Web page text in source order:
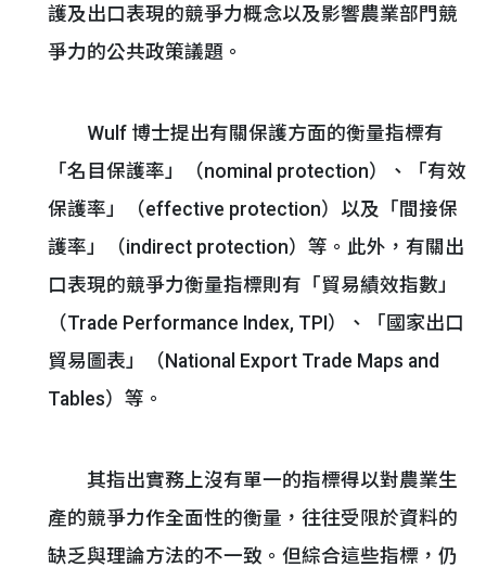
護及出口表現的競爭力概念以及影響農業部門競
爭力的公共政策議題。
Wulf 博士提出有關保護方面的衡量指標有
「名目保護率」（nominal protection）、「有效
保護率」（effective protection）以及「間接保
護率」（indirect protection）等。此外，有關出
口表現的競爭力衡量指標則有「貿易績效指數」
（Trade Performance Index, TPI）、「國家出口
貿易圖表」（National Export Trade Maps and
Tables）等。
其指出實務上沒有單一的指標得以對農業生
產的競爭力作全面性的衡量，往往受限於資料的
缺乏與理論方法的不一致。但綜合這些指標，仍